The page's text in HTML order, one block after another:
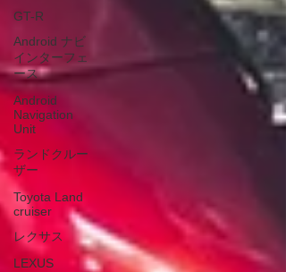
GT-R
Android ナビ
インターフェ
ース
Android
Navigation
Unit
ランドクルー
ザー
Toyota Land
cruiser
レクサス
LEXUS